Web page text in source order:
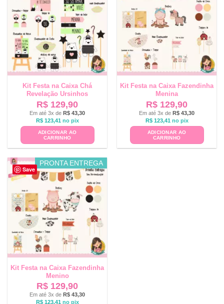
Kit Festa na Caixa Chá
Revelação Ursinhos
R$ 129,90
Em até 3x de R$ 43,30
R$123,41 no pix
ADICIONAR AO
CARRINHO
Kit Festa na Caixa Fazendinha
Menina
R$ 129,90
Em até 3x de R$ 43,30
R$123,41 no pix
ADICIONAR AO
CARRINHO
Save
PRONTA ENTREGA
Kit Festa na Caixa Fazendinha
Menino
R$ 129,90
Em até 3x de R$ 43,30
R$123,41 no pix